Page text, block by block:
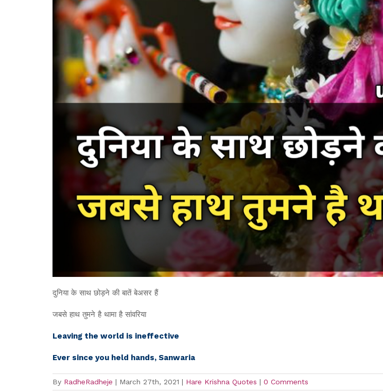
दुनिया के साथ छोड़ने की बातें बेअसर हैं
जबसे हाथ तुमने है थामा है सांवरिया
Leaving the world is ineffective
Ever since you held hands, Sanwaria
By RadheRadheje | March 27th, 2021 | Hare Krishna Quotes | 0 Comments